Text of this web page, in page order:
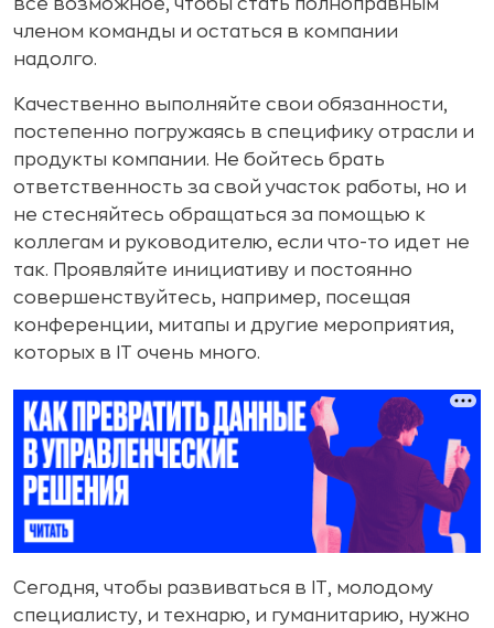
все возможное, чтобы стать полноправным
членом команды и остаться в компании
надолго.
Качественно выполняйте свои обязанности,
постепенно погружаясь в специфику отрасли и
продукты компании. Не бойтесь брать
ответственность за свой участок работы, но и
не стесняйтесь обращаться за помощью к
коллегам и руководителю, если что-то идет не
так. Проявляйте инициативу и постоянно
совершенствуйтесь, например, посещая
конференции, митапы и другие мероприятия,
которых в IT очень много.
Сегодня, чтобы развиваться в IT, молодому
специалисту, и технарю, и гуманитарию, нужно